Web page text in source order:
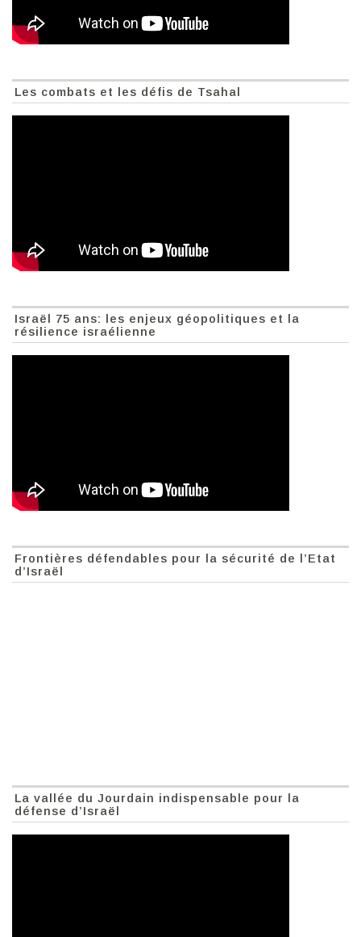
Les combats et les défis de Tsahal
Israël 75 ans: les enjeux géopolitiques et la
résilience israélienne
Frontières défendables pour la sécurité de l’Etat
d’Israël
La vallée du Jourdain indispensable pour la
défense d’Israël